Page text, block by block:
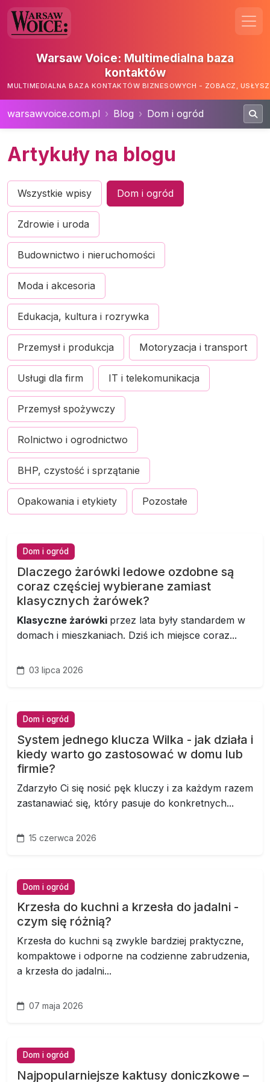
Warsaw Voice: Multimedialna baza
kontaktów
MULTIMEDIALNA BAZA KONTAKTÓW BIZNESOWYCH - ZOBACZ,
warsawvoice.com.pl Blog Dom i ogród
Artykuły na blogu
Wszystkie wpisy Dom i ogród
Zdrowie i uroda
Budownictwo i nieruchomości
Moda i akcesoria
Edukacja, kultura i rozrywka
Przemysł i produkcja Motoryzacja i transport
Usługi dla firm IT i telekomunikacja
Przemysł spożywczy
Rolnictwo i ogrodnictwo
BHP, czystość i sprzątanie
Opakowania i etykiety Pozostałe
Dom i ogród
Dlaczego żarówki ledowe ozdobne są
coraz częściej wybierane zamiast
klasycznych żarówek?
Klasyczne żarówki przez lata były standardem w
domach i mieszkaniach. Dziś ich miejsce coraz...
03 lipca 2026
Dom i ogród
System jednego klucza Wilka - jak działa i
kiedy warto go zastosować w domu lub
firmie?
Zdarzyło Ci się nosić pęk kluczy i za każdym razem
zastanawiać się, który pasuje do konkretnych...
15 czerwca 2026
Dom i ogród
Krzesła do kuchni a krzesła do jadalni -
czym się różnią?
Krzesła do kuchni są zwykle bardziej praktyczne,
kompaktowe i odporne na codzienne zabrudzenia,
a krzesła do jadalni...
07 maja 2026
Dom i ogród
Najpopularniejsze kaktusy doniczkowe –